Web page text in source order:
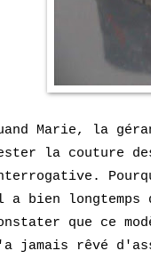
Marie, la
la couture
a bien longtemps
que ce
jamais rêvé